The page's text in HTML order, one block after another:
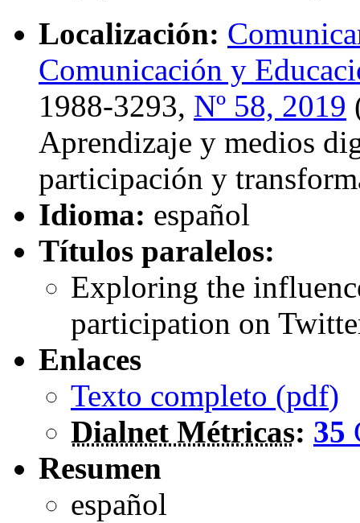
Localización:
Comunicación y
1988-3293, Nº 58, 2019
Aprendizaje y medios
participación y
Idioma: español
Títulos paralelos:
Exploring the
participation on
Enlaces
Texto completo (pdf)
Dialnet Métricas: 35
Resumen
español